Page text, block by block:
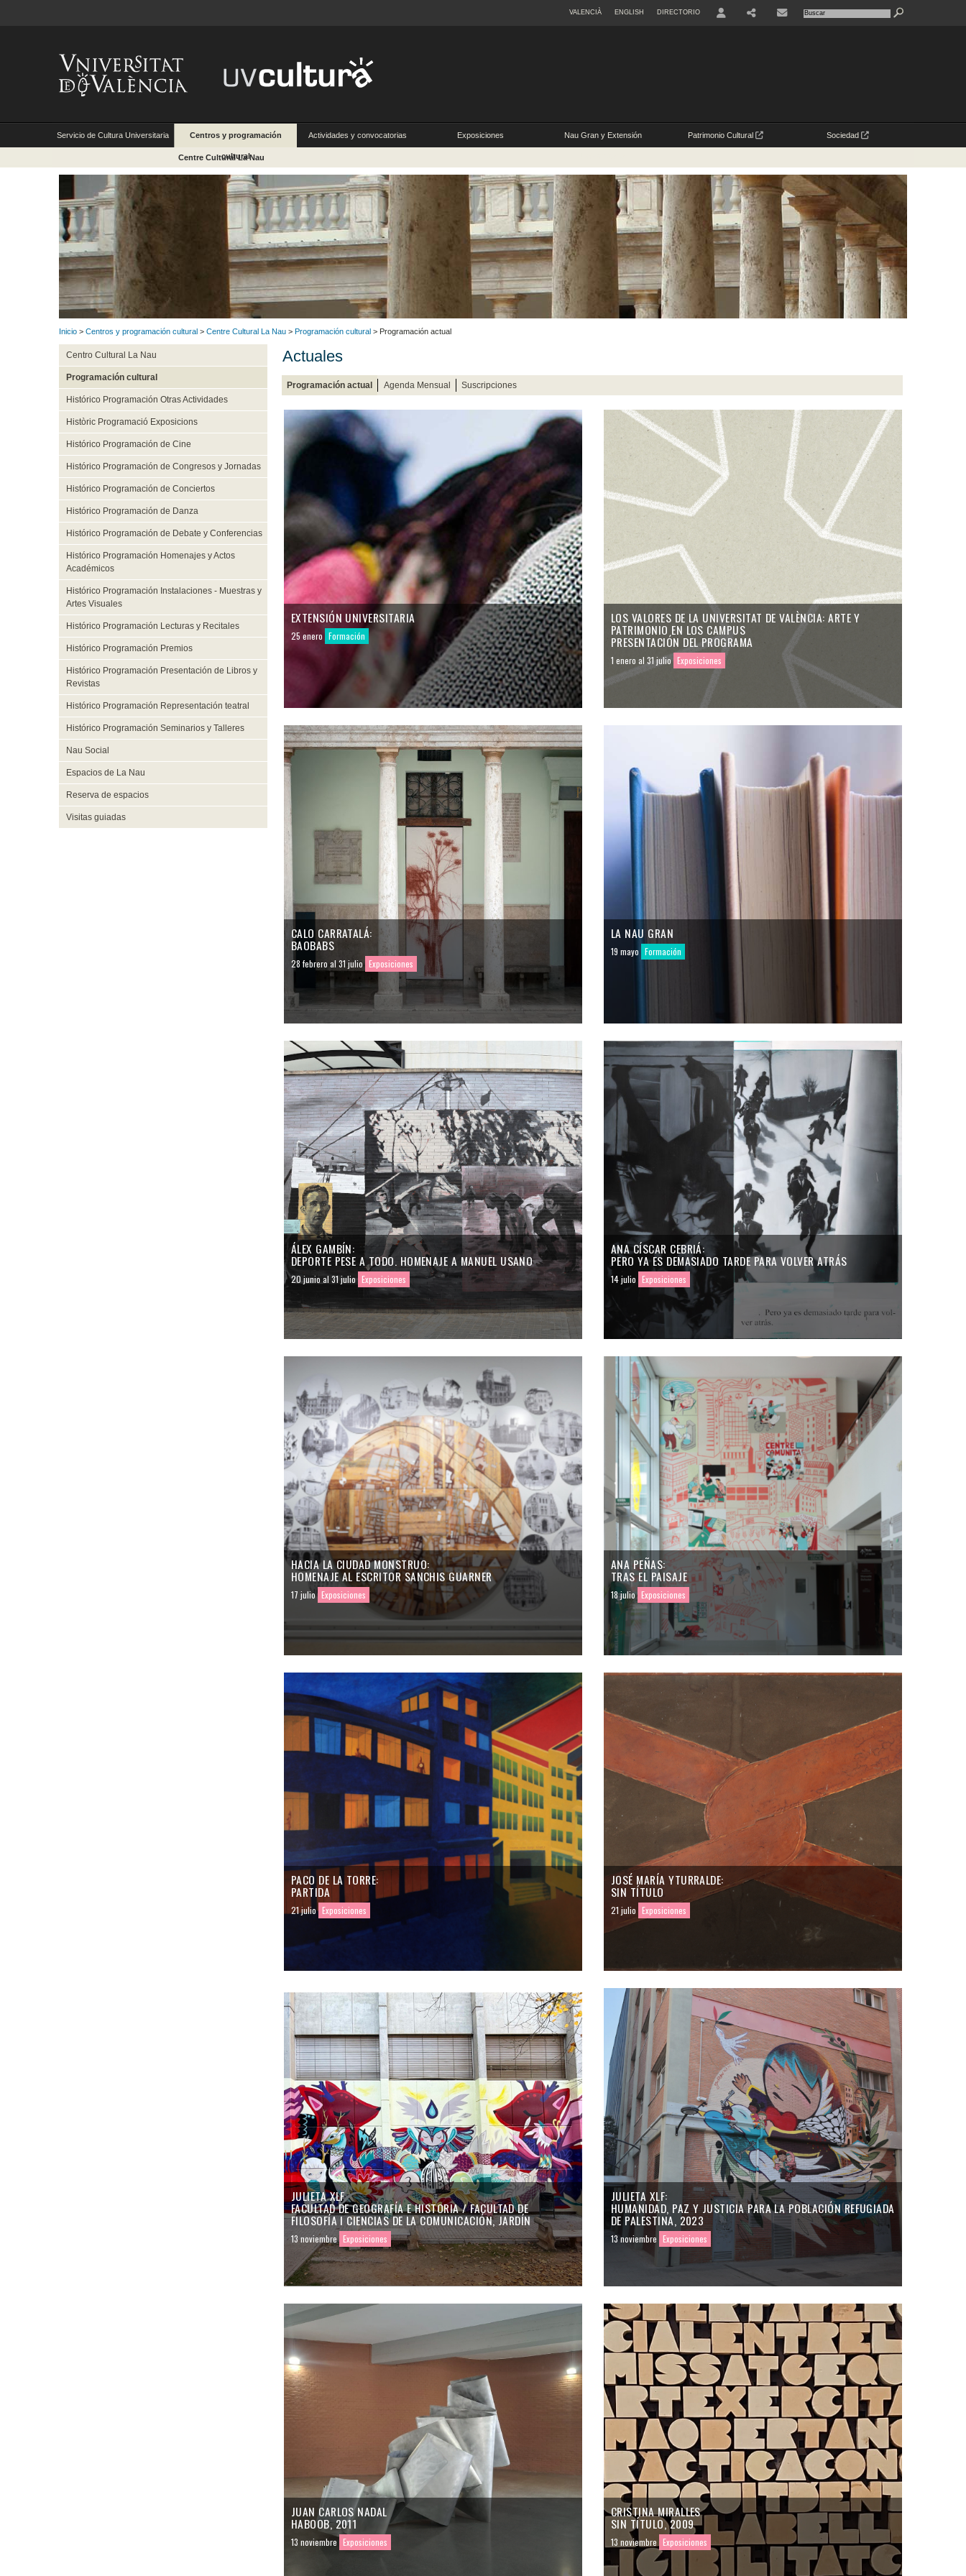
VALENCIÀ ENGLISH DIRECTORIO
Servicio de Cultura Universitaria Centros y programación
cultural
Actividades y convocatorias Exposiciones Nau Gran y Extensión Patrimonio Cultural Sociedad
Centre Cultural La Nau
Inicio > Centros y programación cultural > Centre Cultural La Nau > Programación cultural > Programación actual
Centro Cultural La Nau
Programación cultural
Histórico Programación Otras Actividades
Històric Programació Exposicions
Histórico Programación de Cine
Histórico Programación de Congresos y Jornadas
Histórico Programación de Conciertos
Histórico Programación de Danza
Histórico Programación de Debate y Conferencias
Histórico Programación Homenajes y Actos
Académicos
Histórico Programación Instalaciones - Muestras y
Artes Visuales
Histórico Programación Lecturas y Recitales
Histórico Programación Premios
Histórico Programación Presentación de Libros y
Revistas
Histórico Programación Representación teatral
Histórico Programación Seminarios y Talleres
Nau Social
Espacios de La Nau
Reserva de espacios
Visitas guiadas
Actuales
Programación actual Agenda Mensual Suscripciones
EXTENSIÓN UNIVERSITARIA
25 enero Formación
LOS VALORES DE LA UNIVERSITAT DE VALÈNCIA: ARTE Y
PATRIMONIO EN LOS CAMPUS
PRESENTACIÓN DEL PROGRAMA
1 enero al 31 julio Exposiciones
CALO CARRATALÁ:
BAOBABS
28 febrero al 31 julio Exposiciones
LA NAU GRAN
19 mayo Formación
ÁLEX GAMBÍN:
DEPORTE PESE A TODO. HOMENAJE A MANUEL USANO
20 junio al 31 julio Exposiciones
ANA CÍSCAR CEBRIÁ:
PERO YA ES DEMASIADO TARDE PARA VOLVER ATRÁS
14 julio Exposiciones
HACIA LA CIUDAD MONSTRUO:
HOMENAJE AL ESCRITOR SANCHIS GUARNER
17 julio Exposiciones
ANA PEÑAS:
TRAS EL PAISAJE
18 julio Exposiciones
PACO DE LA TORRE:
PARTIDA
21 julio Exposiciones
JOSÉ MARÍA YTURRALDE:
SIN TÍTULO
21 julio Exposiciones
JULIETA XLF
FACULTAD DE GEOGRAFÍA E HISTORIA / FACULTAD DE
FILOSOFÍA I CIENCIAS DE LA COMUNICACIÓN, JARDÍN
13 noviembre Exposiciones
JULIETA XLF:
HUMANIDAD, PAZ Y JUSTICIA PARA LA POBLACIÓN REFUGIADA
DE PALESTINA, 2023
13 noviembre Exposiciones
JUAN CARLOS NADAL
HABOOB, 2011
13 noviembre Exposiciones
CRISTINA MIRALLES
SIN TÍTULO, 2009
13 noviembre Exposiciones